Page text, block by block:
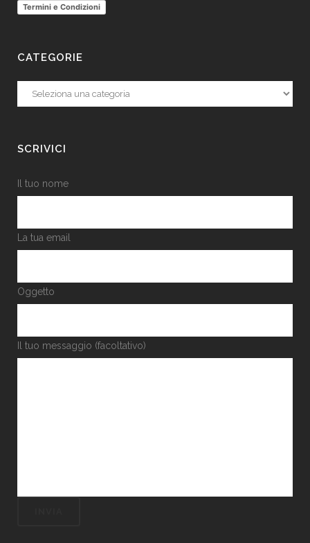
Termini e Condizioni
CATEGORIE
Categorie
SCRIVICI
Il tuo nome
La tua email
Oggetto
Il tuo messaggio (facoltativo)